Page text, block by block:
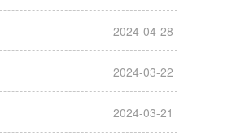
2024-04-28
2024-03-22
2024-03-21